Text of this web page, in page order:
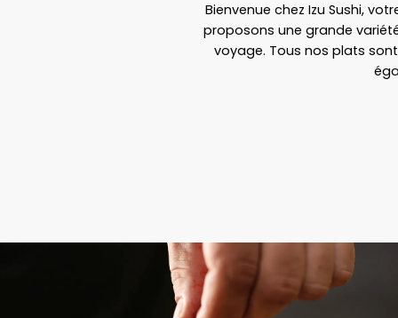
Bienvenue chez Izu Sushi,
proposons une grande
voyage. Tous nos plats